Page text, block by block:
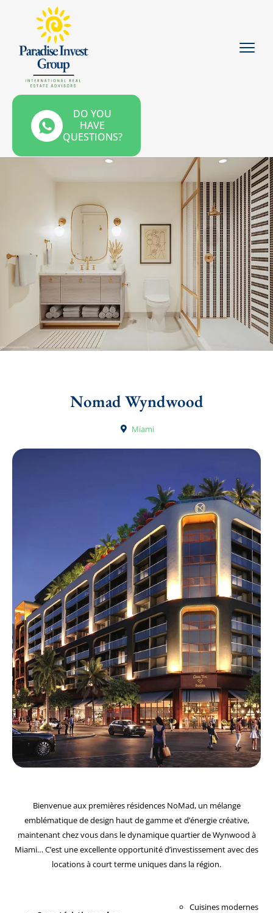
DO YOU
HAVE
QUESTIONS?
Nomad Wyndwood
Miami
Bienvenue aux premières résidences NoMad, un mélange
emblématique de design haut de gamme et d’énergie créative,
maintenant chez vous dans le dynamique quartier de Wynwood à
Miami… C’est une excellente opportunité d’investissement avec des
locations à court terme uniques dans la région.
Cuisines modernes